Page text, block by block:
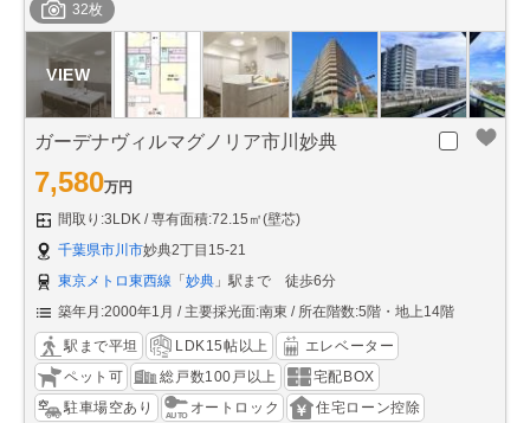
32枚
ガーデナヴィルマグノリア市川妙典
7,580万円
間取り:3LDK
専有面積:72.15㎡(壁芯)
千葉県市川市妙典2丁目15-21
東京メトロ東西線 「 妙典 」駅まで 徒歩6分
築年月:2000年1月
主要採光面:南東 所在階数:5階・地上14階
駅まで平坦 LDK15帖以上
エレベーター
ペット可
総戸数100戸以上
宅配BOX
駐車場空あり
オートロック
住宅ローン控除